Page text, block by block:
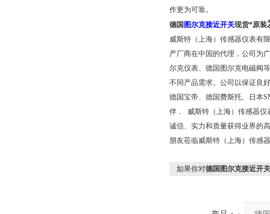
作更为可靠。
德国 图尔克接近开关现货*原装
威斯特（上海）传感器仪表有
产厂商在中国的代理，公司为
尔克仪表、德国图尔克电磁阀
不同产品需求。公司以保证良
德国宝帝、德国费斯托、日本
伴． 威斯特（上海）传感器仪
诚信、实力和质量获得业界的
朋友莅临威斯特（上海）传感
如果你对德国图尔克接近开